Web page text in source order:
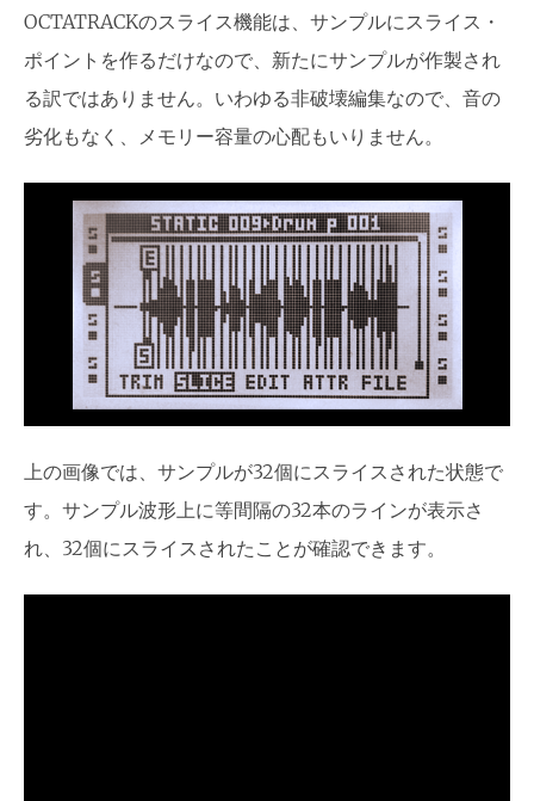
OCTATRACKのスライス機能は、サンプルにスライス・
ポイントを作るだけなので、新たにサンプルが作製され
る訳ではありません。いわゆる非破壊編集なので、音の
劣化もなく、メモリー容量の心配もいりません。
上の画像では、サンプルが32個にスライスされた状態で
す。サンプル波形上に等間隔の32本のラインが表示さ
れ、32個にスライスされたことが確認できます。